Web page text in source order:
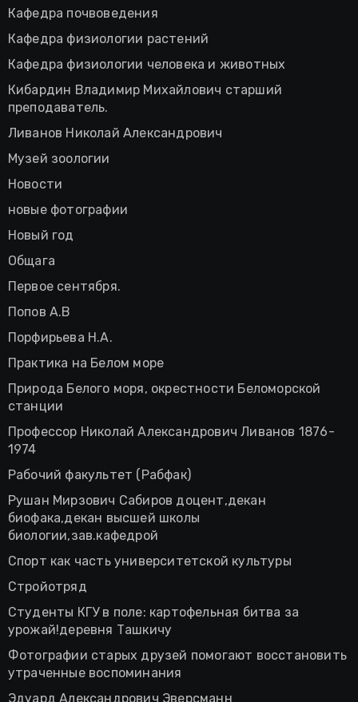
Кафедра почвоведения
Кафедра физиологии растений
Кафедра физиологии человека и животных
Кибардин Владимир Михайлович старший
преподаватель.
Ливанов Николай Александрович
Музей зоологии
Новости
новые фотографии
Новый год
Общага
Первое сентября.
Попов А.В
Порфирьева Н.А.
Практика на Белом море
Природа Белого моря, окрестности Беломорской
станции
Профессор Николай Александрович Ливанов 1876-
1974
Рабочий факультет (Рабфак)
Рушан Мирзович Сабиров доцент,декан
биофака,декан высшей школы
биологии,зав.кафедрой
Спорт как часть университетской культуры
Стройотряд
Студенты КГУ в поле: картофельная битва за
урожай!деревня Ташкичу
Фотографии старых друзей помогают восстановить
утраченные воспоминания
Эдуард Александрович Эверсманн